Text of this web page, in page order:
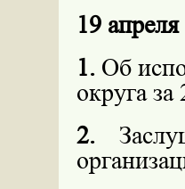
19
1. Об
округа
2.